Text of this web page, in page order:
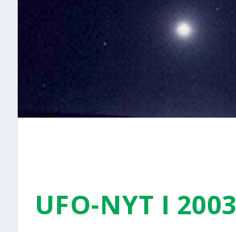
UFO-NYT I 2003